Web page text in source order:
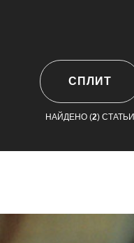
СПЛИТ
НАЙДЕНО (2) СТАТЬИ